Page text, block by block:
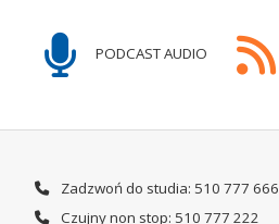
PODCAST AUDIO
Zadzwoń do studia: 510 777 666
Czujny non stop: 510 777 222